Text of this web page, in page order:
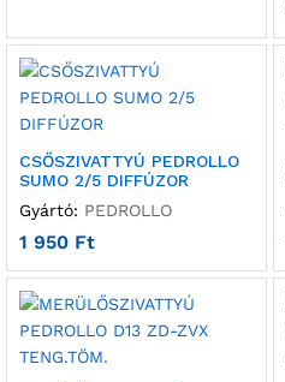
CSŐSZIVATTYÚ PEDROLLO
SUMO 2/5 DIFFÚZOR
Gyártó: PEDROLLO
1 950 Ft